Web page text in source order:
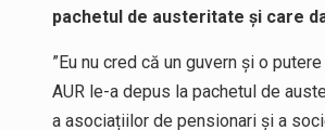
pachetul de austeritate și care
”Eu nu cred că un guvern și o
AUR le-a depus la pachetul de
a asociațiilor de pensionari și a